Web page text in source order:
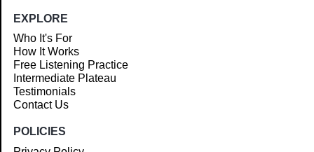
EXPLORE
Who It's For
How It Works
Free Listening Practice
Intermediate Plateau
Testimonials
Contact Us
POLICIES